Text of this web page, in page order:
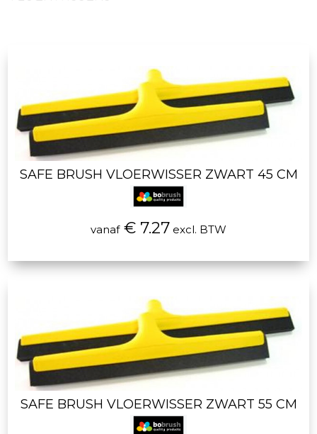
SAFE BRUSH VLOERWISSER ZWART 45 CM
vanaf€ 7.27 excl. BTW
SAFE BRUSH VLOERWISSER ZWART 55 CM